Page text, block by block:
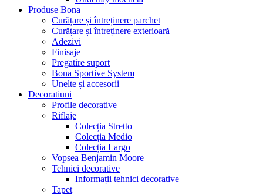
Produse Bona
Curățare și întreținere parchet
Curățare și întreținere exterioară
Adezivi
Finisaje
Pregatire suport
Bona Sportive System
Unelte și accesorii
Decoratiuni
Profile decorative
Riflaje
Colecția Stretto
Colecția Medio
Colecția Largo
Vopsea Benjamin Moore
Tehnici decorative
Informații tehnici decorative
Tapet